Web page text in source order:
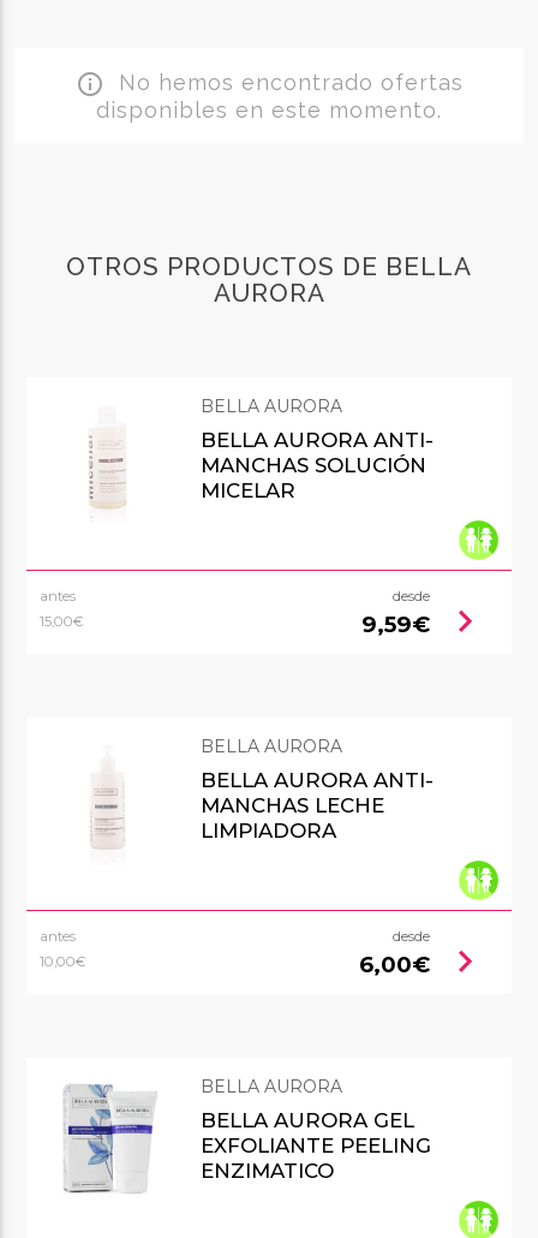
info_outline No hemos encontrado ofertas
disponibles en este momento.
OTROS PRODUCTOS DE BELLA
AURORA
BELLA AURORA
BELLA AURORA ANTI-
MANCHAS SOLUCIÓN
MICELAR
antes
15,00€
desde
9,59€ chevron_right
BELLA AURORA
BELLA AURORA ANTI-
MANCHAS LECHE
LIMPIADORA
antes
10,00€
desde
6,00€ chevron_right
BELLA AURORA
BELLA AURORA GEL
EXFOLIANTE PEELING
ENZIMATICO